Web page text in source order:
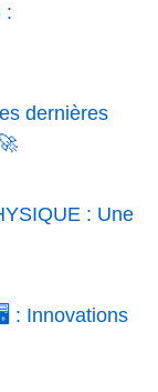
:
dernières
: Une
: Innovations